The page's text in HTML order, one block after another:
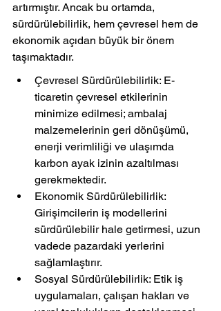
artırmıştır. Ancak bu ortamda,
sürdürülebilirlik, hem çevresel hem de
ekonomik açıdan büyük bir önem
taşımaktadır.
Çevresel Sürdürülebilirlik: E-
ticaretin çevresel etkilerinin
minimize edilmesi; ambalaj
malzemelerinin geri dönüşümü,
enerji verimliliği ve ulaşımda
karbon ayak izinin azaltılması
gerekmektedir.
Ekonomik Sürdürülebilirlik:
Girişimcilerin iş modellerini
sürdürülebilir hale getirmesi, uzun
vadede pazardaki yerlerini
sağlamlaştırır.
Sosyal Sürdürülebilirlik: Etik iş
uygulamaları, çalışan hakları ve